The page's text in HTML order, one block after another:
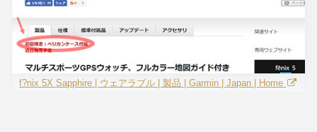
f?nix 5X Sapphire | ウェアラブル | 製品 | Garmin | Japan | Home